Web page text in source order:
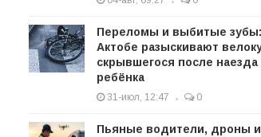
Переломы и выбитые
Актобе разыскивают
скрывшегося после наезда
ребёнка
31-июл, 12:47 0
Пьяные водители, дроны и